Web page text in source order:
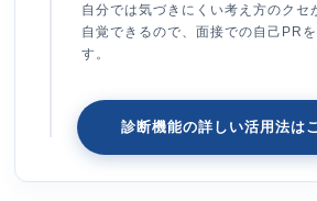
自分では気づきにくい考え方のクセ
自覚できるので、面接での自己PR
す。
診断機能の詳しい活用法は